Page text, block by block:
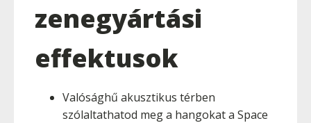
zenegyártási
effektusok
Valósághű akusztikus térben
szólaltathatod meg a hangokat a Space